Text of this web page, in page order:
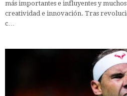
más importantes e influyentes y
creatividad e innovación. Tras
c…